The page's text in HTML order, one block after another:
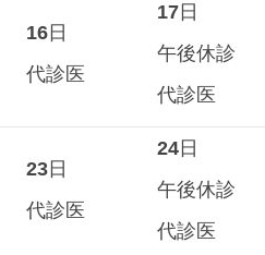
16 日
代診医
17 日
午後休診
代診医
23 日
代診医
24 日
午後休診
代診医